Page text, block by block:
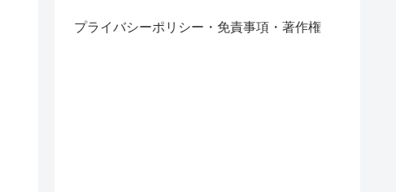
プライバシーポリシー・免責事項・著作権